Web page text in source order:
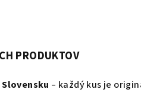
PRODUKTOV
– každý kus je